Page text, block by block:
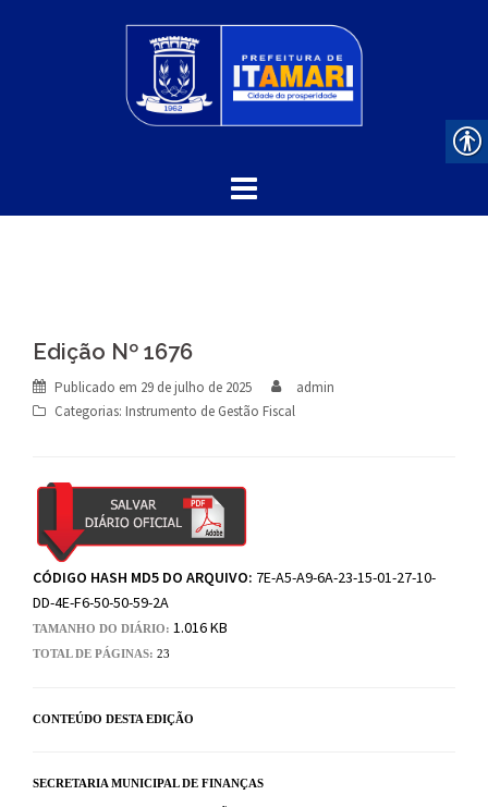
Edição Nº 1676
Publicado em 29 de julho de 2025
admin
Categorias: Instrumento de Gestão Fiscal
CÓDIGO HASH MD5 DO ARQUIVO: 7E-A5-A9-6A-23-15-01-27-10-
DD-4E-F6-50-50-59-2A
TAMANHO DO DIÁRIO: 1.016 KB
TOTAL DE PÁGINAS: 23
CONTEÚDO DESTA EDIÇÃO
SECRETARIA MUNICIPAL DE FINANÇAS